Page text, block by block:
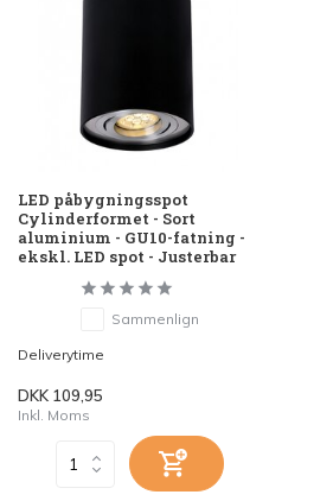
LED påbygningsspot
Cylinderformet - Sort
aluminium - GU10-fatning -
ekskl. LED spot - Justerbar
Sammenlign
Deliverytime
DKK 109,95
Inkl. Moms